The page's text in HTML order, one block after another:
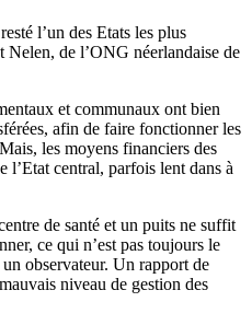
l’un des Etats les plus
Nelen, de l’ONG néerlandaise de
et communaux ont bien
afin de faire fonctionner les
les moyens financiers des
l’Etat central, parfois lent dans à
de santé et un puits ne suffit
ce qui n’est pas toujours le
observateur. Un rapport de
niveau de gestion des